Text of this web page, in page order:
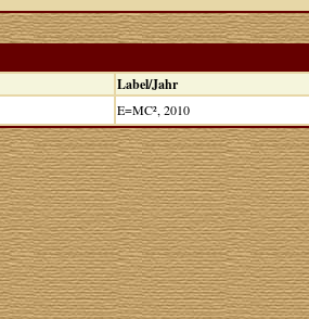
Label/Jahr
E=MC², 2010